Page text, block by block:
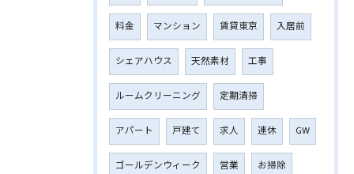
料金 マンション 賃貸東京 入居前
シェアハウス 天然素材 工事
ルームクリーニング 定期清掃
アパート 戸建て 求人 連休 GW
ゴールデンウィーク 営業 お掃除